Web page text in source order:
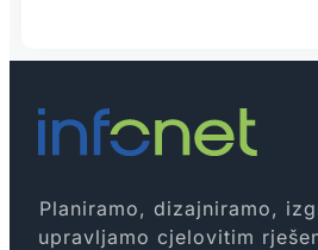
Planiramo, dizajniramo,
upravljamo cjelovitim